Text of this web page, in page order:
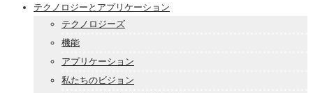
テクノロジーとアプリケーション
テクノロジーズ
機能
アプリケーション
私たちのビジョン